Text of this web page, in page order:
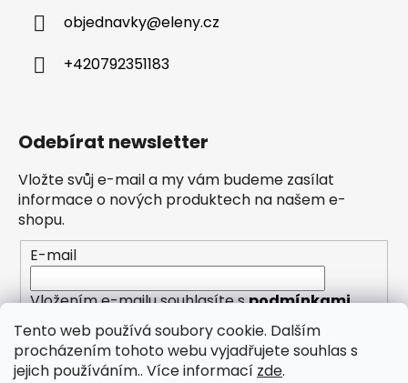
Tento web používá soubory cookie. Dalším
procházením tohoto webu vyjadřujete souhlas s
jejich používáním.. Více informací zde.
objednavky@eleny.cz
+420792351183
Odebírat newsletter
Vložte svůj e-mail a my vám budeme zasílat
informace o nových produktech na našem e-
shopu.
E-mail
Vložením e-mailu souhlasíte spodmínkami
ochrany osobních údajů
PŘIHLÁSIT SE